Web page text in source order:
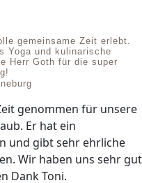
gemeinsame Zeit erlebt.
Yoga und kulinarische
Herr Goth für die super